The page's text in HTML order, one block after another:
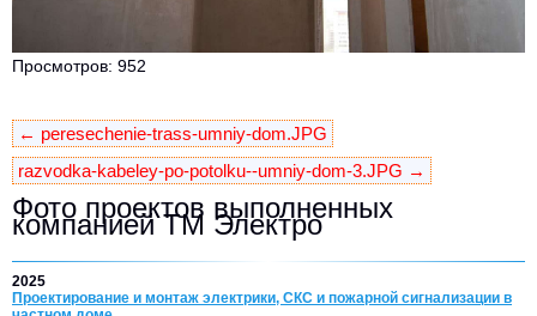
Просмотров: 952
← peresechenie-trass-umniy-dom.JPG
razvodka-kabeley-po-potolku--umniy-dom-3.JPG →
Фото проектов выполненных
компанией ТМ Электро
2025
Проектирование и монтаж электрики, СКС и пожарной сигнализации в